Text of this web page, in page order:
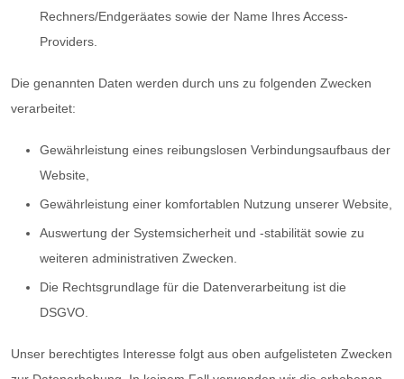
Rechners/Endgeräates sowie der Name Ihres Access-
Providers.
Die genannten Daten werden durch uns zu folgenden Zwecken
verarbeitet:
Gewährleistung eines reibungslosen Verbindungsaufbaus der
Website,
Gewährleistung einer komfortablen Nutzung unserer Website,
Auswertung der Systemsicherheit und -stabilität sowie zu
weiteren administrativen Zwecken.
Die Rechtsgrundlage für die Datenverarbeitung ist die
DSGVO.
Unser berechtigtes Interesse folgt aus oben aufgelisteten Zwecken